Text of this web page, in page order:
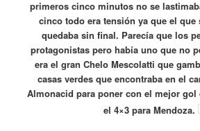
primeros cinco minutos no se
cinco todo era tensión ya que el que
quedaba sin final. Parecía que los
protagonistas pero había uno que no
era el gran Chelo Mescolatti que
casas verdes que encontraba en el
Almonacid para poner con el mejor
el 4×3 para Mendoza.